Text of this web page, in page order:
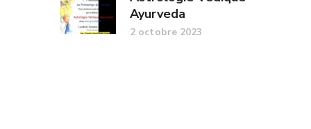
Ayurveda
2 octobre 2023